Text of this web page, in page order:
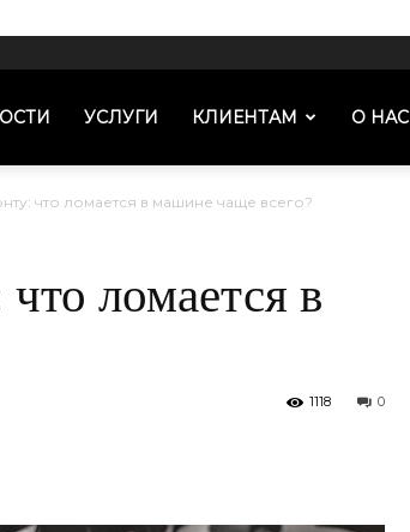
УСЛУГИ КЛИЕНТАМ О НАС
что ломается в машине чаще всего?
ломается в
0
1118